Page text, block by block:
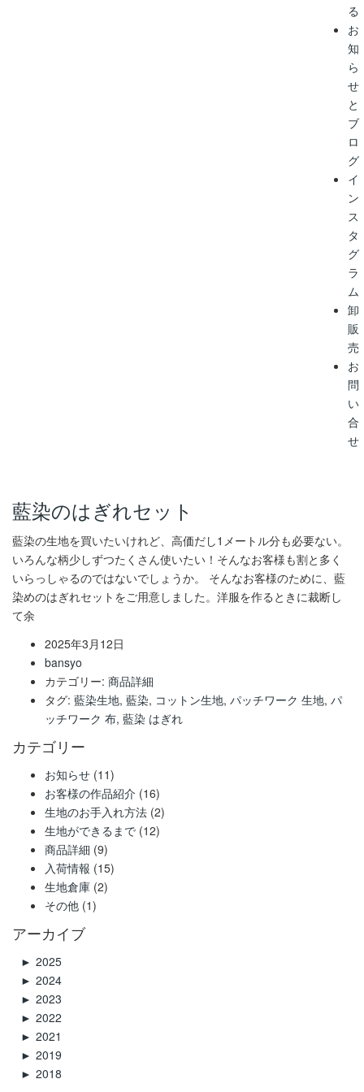
る
お
知
ら
せ
と
ブ
ロ
グ
イ
ン
ス
タ
グ
ラ
ム
卸
販
売
お
問
い
合
せ
藍染のはぎれセット
藍染の生地を買いたいけれど、高価だし1メートル分も必要ない。
いろんな柄少しずつたくさん使いたい！そんなお客様も割と多く
いらっしゃるのではないでしょうか。 そんなお客様のために、藍
染めのはぎれセットをご用意しました。洋服を作るときに裁断し
て余
2025年3月12日
bansyo
カテゴリー: 商品詳細
タグ: 藍染生地, 藍染, コットン生地, パッチワーク 生地, パ
ッチワーク 布, 藍染 はぎれ
カテゴリー
お知らせ (11)
お客様の作品紹介 (16)
生地のお手入れ方法 (2)
生地ができるまで (12)
商品詳細 (9)
入荷情報 (15)
生地倉庫 (2)
その他 (1)
アーカイブ
► 2025
► 2024
► 2023
► 2022
► 2021
► 2019
► 2018